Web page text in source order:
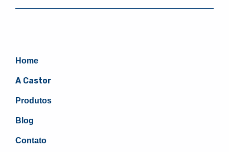
Home
A Castor
Produtos
Blog
Contato